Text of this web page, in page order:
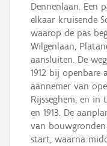
Dennenlaan. Een
elkaar kruisende
waarop de pas
Wilgenlaan,
aansluiten. De
1912 bij openbare
aannemer van
Rijsseghem, en in
en 1913. De
van bouwgronden
start, waarna